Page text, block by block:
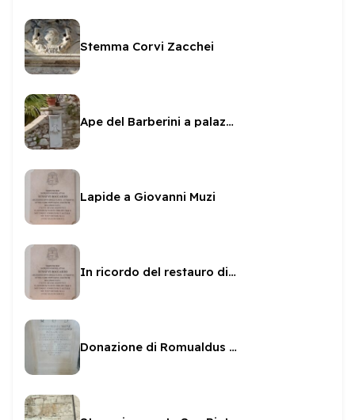
Stemma Corvi Zacchei
Ape del Barberini a palazzo Leonetti Luparini
Lapide a Giovanni Muzi
In ricordo del restauro di San Filippo dal Boccardo
Donazione di Romualdus Cariannus